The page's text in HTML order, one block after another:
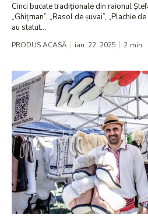
Cinci bucate tradiționale din raionul
„Ghițman”, „Rasol de șuvai”, „Plachie
au statut...
PRODUS ACASĂ ian. 22, 2025 2 min.